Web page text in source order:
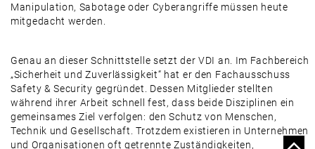
Manipulation, Sabotage oder Cyberangriffe müssen heute
mitgedacht werden.
Genau an dieser Schnittstelle setzt der VDI an. Im Fachbereich
„Sicherheit und Zuverlässigkeit“ hat er den Fachausschuss
Safety & Security gegründet. Dessen Mitglieder stellten
während ihrer Arbeit schnell fest, dass beide Disziplinen ein
gemeinsames Ziel verfolgen: den Schutz von Menschen,
Technik und Gesellschaft. Trotzdem existieren in Unternehmen
und Organisationen oft getrennte Zuständigkeiten,